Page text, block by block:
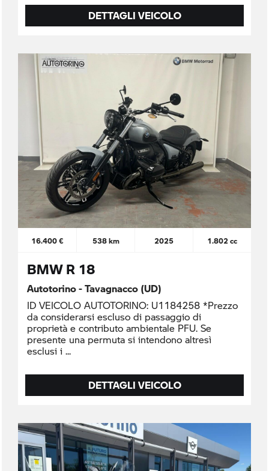
DETTAGLI VEICOLO
16.400 € 538 km 2025 1.802 cc
BMW R 18
Autotorino - Tavagnacco (UD)
ID VEICOLO AUTOTORINO: U1184258 *Prezzo
da considerarsi escluso di passaggio di
proprietà e contributo ambientale PFU. Se
presente una permuta si intendono altresì
esclusi i
DETTAGLI VEICOLO